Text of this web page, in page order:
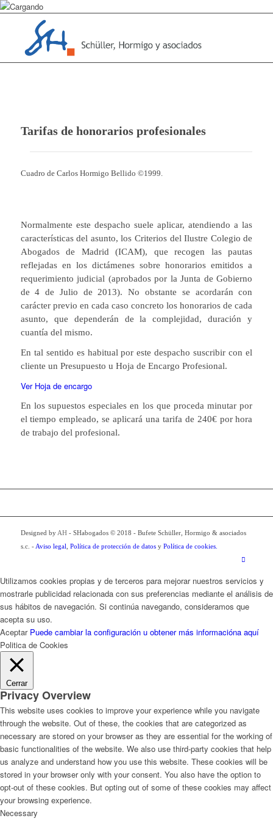
Tarifas de honorarios profesionales
Cuadro de Carlos Hormigo Bellido ©1999.
Normalmente este despacho suele aplicar, atendiendo a las
características del asunto, los Criterios del Ilustre Colegio de
Abogados de Madrid (ICAM), que recogen las pautas
reflejadas en los dictámenes sobre honorarios emitidos a
requerimiento judicial (aprobados por la Junta de Gobierno
de 4 de Julio de 2013). No obstante se acordarán con
carácter previo en cada caso concreto los honorarios de cada
asunto, que dependerán de la complejidad, duración y
cuantía del mismo.
En tal sentido es habitual por este despacho suscribir con el
cliente un Presupuesto u Hoja de Encargo Profesional.
Ver Hoja de encargo
En los supuestos especiales en los que proceda minutar por
el tiempo empleado, se aplicará una tarifa de 240€ por hora
de trabajo del profesional.
Designed by AH- SHabogados © 2018 - Bufete Schüller, Hormigo & asociados
s.c. - Aviso legal Política de protección de datosy Política de cookies.
Utilizamos cookies propias y de terceros para mejorar nuestros servicios y
mostrarle publicidad relacionada con sus preferencias mediante el análisis de
sus hábitos de navegación. Si continúa navegando, consideramos que
acepta su uso.
Aceptar Puede cambiar la configuración u obtener más informacióna aquí
Politica de Cookies
Cerrar
Privacy Overview
This website uses cookies to improve your experience while you navigate
through the website. Out of these, the cookies that are categorized as
necessary are stored on your browser as they are essential for the working of
basic functionalities of the website. We also use third-party cookies that help
us analyze and understand how you use this website. These cookies will be
stored in your browser only with your consent. You also have the option to
opt-out of these cookies. But opting out of some of these cookies may affect
your browsing experience.
Necessary